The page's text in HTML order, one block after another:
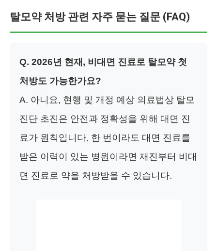
탈모약 처방 관련 자주 묻는 질문 (FAQ)
Q. 2026년 현재, 비대면 진료로 탈모약 첫
처방도 가능한가요?
A. 아니요, 현행 및 개정 예상 의료법상 탈모
진단 초진은 안전과 정확성을 위해 대면 진
료가 원칙입니다. 한 번이라도 대면 진료를
받은 이력이 있는 병원이라면 재진부터 비대
면 진료로 약을 처방받을 수 있습니다.